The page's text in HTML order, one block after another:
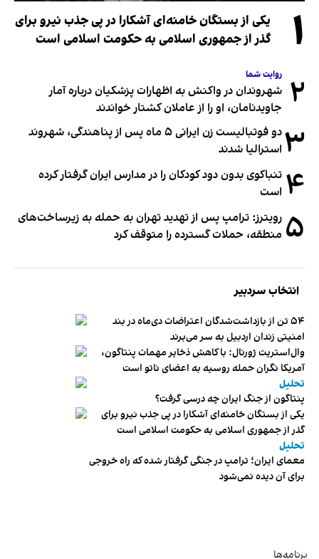
۱
یکی از بستگان خامنه‌ای آشکارا در پی جذب نیرو برای
گذر از جمهوری اسلامی به حکومت اسلامی است
۲ روایت شما
شهروندان در واکنش به اظهارات پزشکیان درباره آمار
جاویدنامان، او را از عاملان کشتار خواندند
۳
دو فوتبالیست زن ایرانی ۵ ماه پس از پناهندگی، شهروند
استرالیا شدند
۴ تنباکوی بدون دود کودکان را در مدارس ایران گرفتار کرده
است
۵ رویترز: ترامپ پس از تهدید تهران به حمله به زیرساخت‌های
منطقه، حملات گسترده را متوقف کرد
انتخاب سردبیر
۵۴ تن از بازداشت‌شدگان اعتراضات دی‌ماه در بند
امنیتی زندان اردبیل به سر می‌برند
وال‌استریت ژورنال: با کاهش ذخایر مهمات پنتاگون،
آمریکا نگران حمله روسیه به اعضای ناتو‌ است
تحلیل
پنتاگون از جنگ ایران چه درسی گرفت؟
یکی از بستگان خامنه‌ای آشکارا در پی جذب نیرو برای
گذر از جمهوری اسلامی به حکومت اسلامی است
تحلیل
معمای ایران؛ ترامپ در جنگی گرفتار شده که راه خروجی
برای آن دیده نمی‌شود
برنامه‌ها